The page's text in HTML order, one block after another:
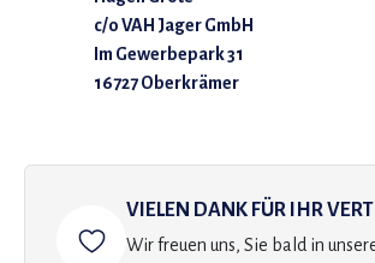
c/o VAH Jager GmbH
Im Gewerbepark 31
16727 Oberkrämer
VIELEN DANK FÜR IHR
Wir freuen uns, Sie bald in